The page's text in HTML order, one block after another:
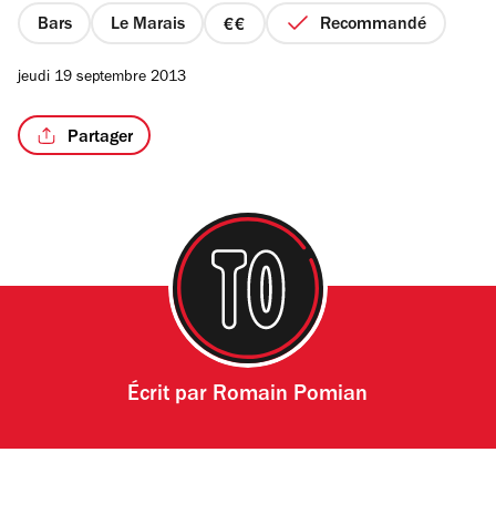
étoiles
Bars Le Marais
prix
Recommandé
jeudi 19 septembre 2013
Partager
Écrit par Romain Pomian